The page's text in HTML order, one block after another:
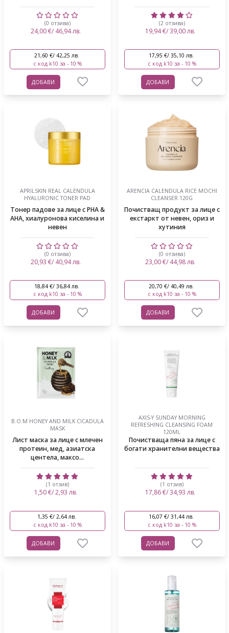
(0 отзива)
24,00 €/ 46,94 лв.
21,60 €/ 42,25 лв.
с код k10 за - 10 %
ДОБАВИ
(2 отзива)
19,94 €/ 39,00 лв.
17,95 €/ 35,10 лв.
с код k10 за - 10 %
ДОБАВИ
APRILSKIN REAL CALENDULA
HYALURONIC TONER PAD
Тонер падове за лице с PHA &
AHA, хиалуронова киселина и
невен
(0 отзива)
20,93 €/ 40,94 лв.
18,84 €/ 36,84 лв.
с код k10 за - 10 %
ДОБАВИ
ARENCIA CALENDULA RICE MOCHI
CLEANSER 120G
Почистващ продукт за лице с
екстаркт от невен, ориз и
хутиния
(0 отзива)
23,00 €/ 44,98 лв.
20,70 €/ 40,49 лв.
с код k10 за - 10 %
ДОБАВИ
B.O.M HONEY AND MILK CICADULA
MASK
Лист маска за лице с млечен
протеин, мед, азиатска
центела, максо...
(1 отзив)
1,50 €/ 2,93 лв.
1,35 €/ 2,64 лв.
с код k10 за - 10 %
ДОБАВИ
AXIS-Y SUNDAY MORNING
REFRESHING CLEANSING FOAM
120ML
Почистваща пяна за лице с
богати хранителни вещества
(1 отзив)
17,86 €/ 34,93 лв.
16,07 €/ 31,44 лв.
с код k10 за - 10 %
ДОБАВИ